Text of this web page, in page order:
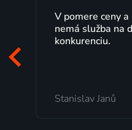
Lepšia.TV
rokov s
Veľký výber
Milada